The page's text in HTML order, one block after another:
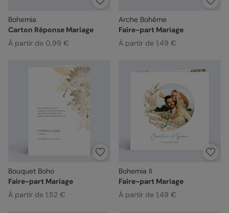
Bohemia
Carton Réponse Mariage
À partir de 0,99 €
Arche Bohème
Faire-part Mariage
À partir de 1,49 €
Bouquet Boho
Faire-part Mariage
À partir de 1,52 €
Bohemia II
Faire-part Mariage
À partir de 1,49 €